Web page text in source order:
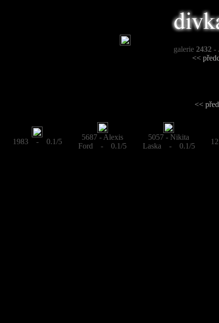
galerie 2432 -
<<
<<
1983 - 0.1/5
5687 - Alexis
Ford - 0.1/5
5057 - Nikita
Laska - 0.1/5